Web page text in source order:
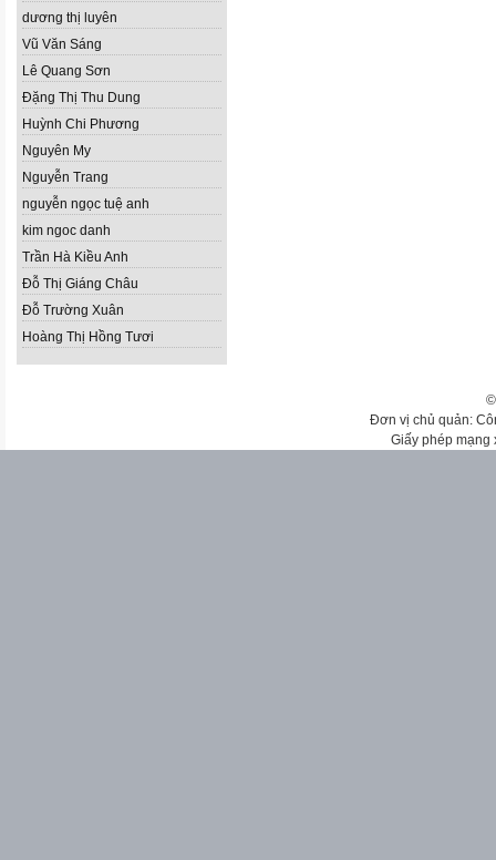
dương thị luyên
Vũ Văn Sáng
Lê Quang Sơn
Đặng Thị Thu Dung
Huỳnh Chi Phương
Nguyên My
Nguyễn Trang
nguyễn ngọc tuệ anh
kim ngoc danh
Trần Hà Kiều Anh
Đỗ Thị Giáng Châu
Đỗ Trường Xuân
Hoàng Thị Hồng Tươi
Đơn vị chủ quản:
Giấy phép mạng